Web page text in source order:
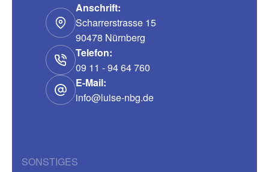
Anschrift:
Scharrerstrasse 15
90478 Nürnberg
Telefon:
09 11 - 94 64 760
E-Mail:
info@luise-nbg.de
SONSTIGES